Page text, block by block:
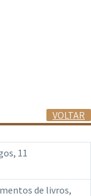
VOLTAR
11
de livros,